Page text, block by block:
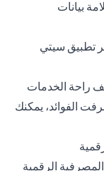
بيانات
تطبيق سيتي
راحة الخدمات
الفوائد، يمكنك
الرقمية